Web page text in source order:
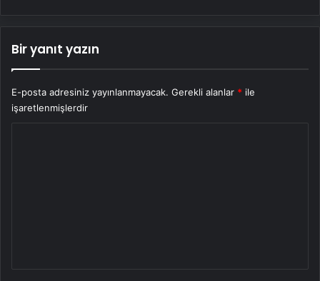
Bir yanıt yazın
E-posta adresiniz yayınlanmayacak. Gerekli alanlar * ile
işaretlenmişlerdir